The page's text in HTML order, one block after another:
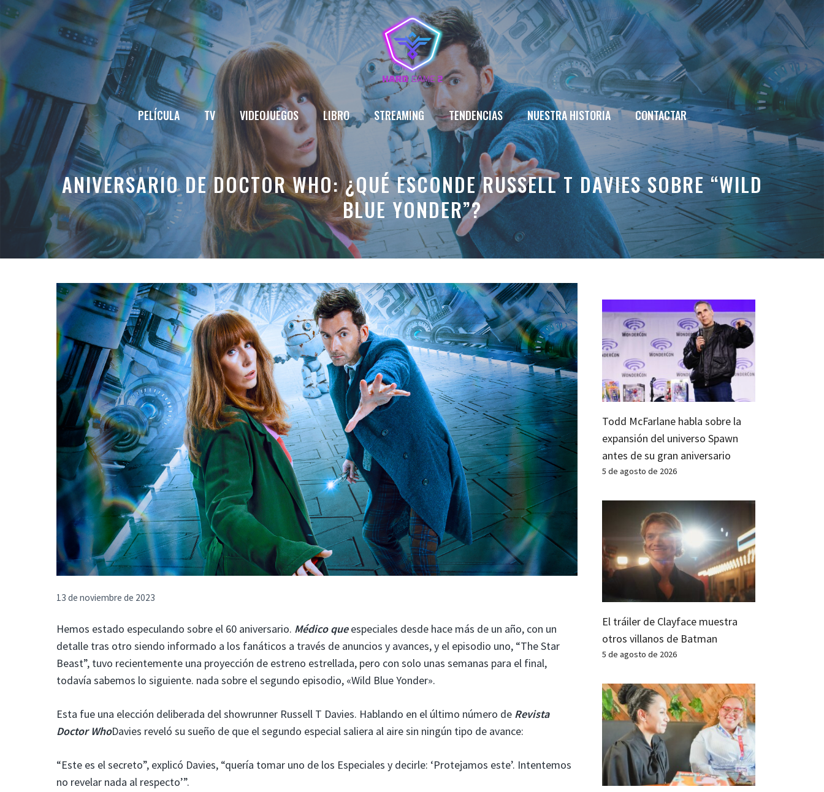
Saltar
al
contenido
PELÍCULA TV VIDEOJUEGOS LIBRO STREAMING TENDENCIAS NUESTRA HISTORIA CONTACTAR
ANIVERSARIO DE DOCTOR WHO: ¿QUÉ ESCONDE RUSSELL T DAVIES SOBRE “WILD
BLUE YONDER”?
13 de noviembre de 2023
Hemos estado especulando sobre el 60 aniversario. Médico queespeciales desde hace más de un año, con un
detalle tras otro siendo informado a los fanáticos a través de anuncios y avances, y el episodio uno, “The Star
Beast”, tuvo recientemente una proyección de estreno estrellada, pero con solo unas semanas para el final,
todavía sabemos lo siguiente. nada sobre el segundo episodio, «Wild Blue Yonder».
Esta fue una elección deliberada del showrunner Russell T Davies. Hablando en el último número de Revista
Doctor WhoDavies reveló su sueño de que el segundo especial saliera al aire sin ningún tipo de avance:
“Este es el secreto”, explicó Davies, “quería tomar uno de los Especiales y decirle: ‘Protejamos este’. Intentemos
no revelar nada al respecto’”.
Todd McFarlane habla sobre la
expansión del universo Spawn
antes de su gran aniversario
5 de agosto de 2026
El tráiler de Clayface muestra
otros villanos de Batman
5 de agosto de 2026